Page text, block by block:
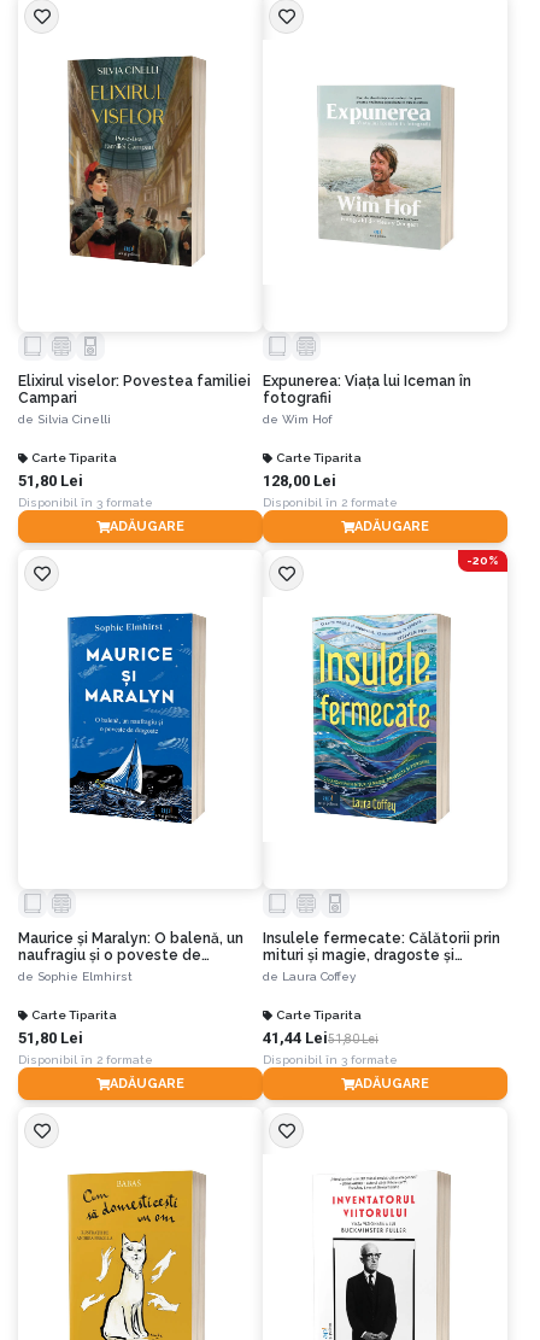
Elixirul viselor: Povestea familiei
Campari
de Silvia Cinelli
Carte Tiparita
51,80 Lei
Disponibil în 3 formate
ADĂUGARE
Expunerea: Viața lui Iceman în
fotografii
de Wim Hof
Carte Tiparita
128,00 Lei
Disponibil în 2 formate
ADĂUGARE
Maurice și Maralyn: O balenă, un
naufragiu și o poveste de
dragoste
de Sophie Elmhirst
Carte Tiparita
51,80 Lei
Disponibil în 2 formate
ADĂUGARE
-20%
Insulele fermecate: Călătorii prin
mituri și magie, dragoste și
pierdere
de Laura Coffey
Carte Tiparita
41,44 Lei51,80 Lei
Disponibil în 3 formate
ADĂUGARE